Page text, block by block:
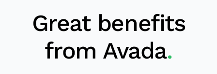
Great benefits
from Avada.